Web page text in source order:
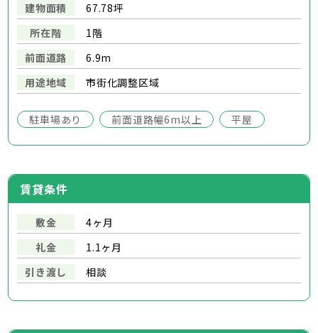
建物面積
67.78坪
所在階
1階
前面道路
6.9m
用途地域
市街化調整区域
駐車場あり 前面道路幅6m以上 平屋
賃貸条件
敷金
4ヶ月
礼金
1.1ヶ月
引き渡し
相談